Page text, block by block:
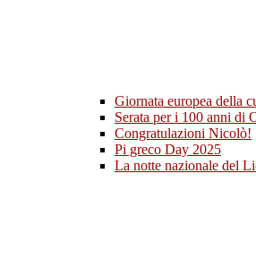
Giornata europea della
Serata per i 100 anni di
Congratulazioni Nicolò!
Pi greco Day 2025
La notte nazionale del